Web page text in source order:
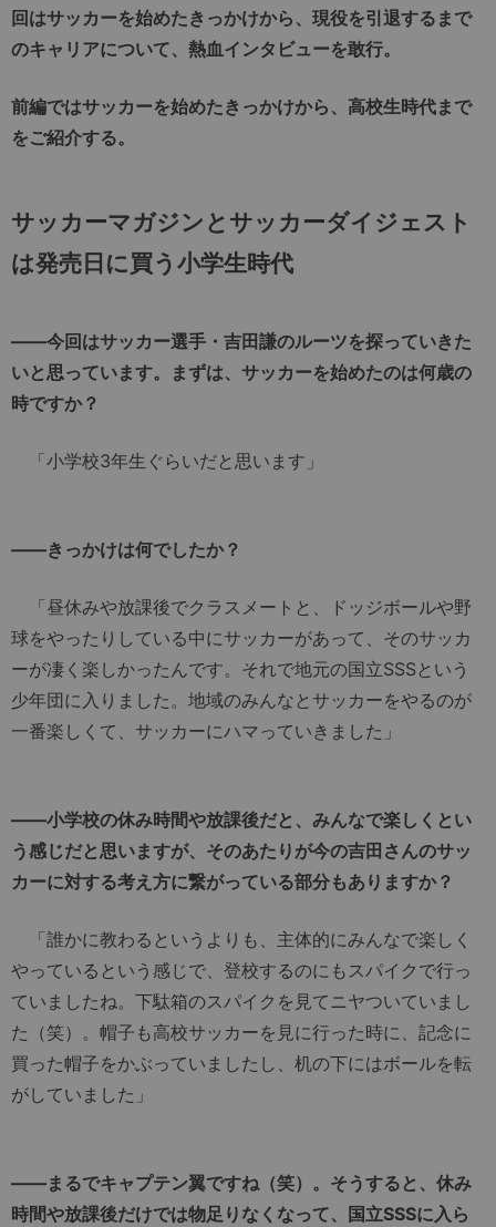
回はサッカーを始めたきっかけから、現役を引退するまで
のキャリアについて、熱血インタビューを敢行。
前編ではサッカーを始めたきっかけから、高校生時代まで
をご紹介する。
サッカーマガジンとサッカーダイジェスト
は発売日に買う小学生時代
――今回はサッカー選手・吉田謙のルーツを探っていきた
いと思っています。まずは、サッカーを始めたのは何歳の
時ですか？
「小学校3年生ぐらいだと思います」
――きっかけは何でしたか？
「昼休みや放課後でクラスメートと、ドッジボールや野
球をやったりしている中にサッカーがあって、そのサッカ
ーが凄く楽しかったんです。それで地元の国立SSSという
少年団に入りました。地域のみんなとサッカーをやるのが
一番楽しくて、サッカーにハマっていきました」
――小学校の休み時間や放課後だと、みんなで楽しくとい
う感じだと思いますが、そのあたりが今の吉田さんのサッ
カーに対する考え方に繋がっている部分もありますか？
「誰かに教わるというよりも、主体的にみんなで楽しく
やっているという感じで、登校するのにもスパイクで行っ
ていましたね。下駄箱のスパイクを見てニヤついていまし
た（笑）。帽子も高校サッカーを見に行った時に、記念に
買った帽子をかぶっていましたし、机の下にはボールを転
がしていました」
――まるでキャプテン翼ですね（笑）。そうすると、休み
時間や放課後だけでは物足りなくなって、国立SSSに入ら